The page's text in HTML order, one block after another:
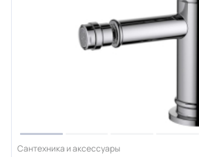
Сантехника и аксессуары